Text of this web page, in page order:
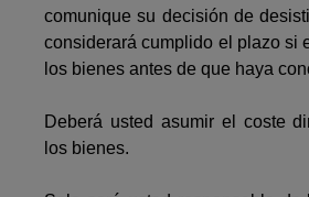
comunique su decisión de
considerará cumplido el plazo si
los bienes antes de que haya
Deberá usted asumir el coste
los bienes.